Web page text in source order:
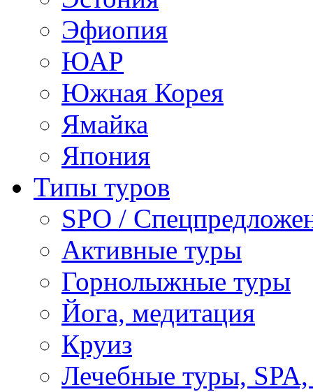
Эфиопия
ЮАР
Южная Корея
Ямайка
Япония
Типы туров
SPO /
Активные туры
Горнолыжные туры
Йога, медитация
Круиз
Лечебные туры, SPA,